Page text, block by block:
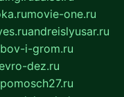
movie-one.ru
andreislyusar.ru
i-grom.ru
dez.ru